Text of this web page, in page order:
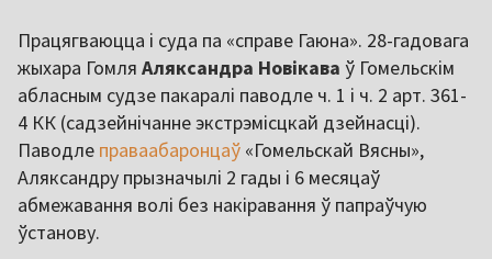
Працягваюцца і суда па «справе Гаюна». 28-гадовага
жыхара Гомля Аляксандра Новікава ў Гомельскім
абласным судзе пакаралі паводле ч. 1 і ч. 2 арт. 361-
4 КК (садзейнічанне экстрэмісцкай дзейнасці).
Паводле праваабаронцаў «Гомельскай Вясны»,
Аляксандру прызначылі 2 гады і 6 месяцаў
абмежавання волі без накіравання ў папраўчую
ўстанову.